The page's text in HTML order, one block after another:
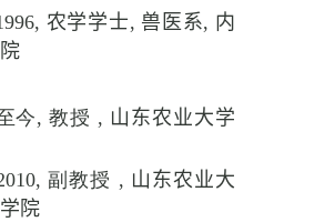
96, 农学学士, 兽医系, 内
今,教授 , 山东农业大学
10, 副教授 , 山东农业大
院